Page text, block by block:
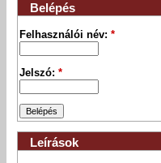
Belépés
Felhasználói név:*
Jelszó:*
Leírások